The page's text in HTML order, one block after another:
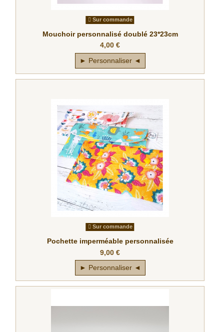
Sur commande
Mouchoir personnalisé doublé 23*23cm
4,00 €
► Personnaliser ◄
Sur commande
Pochette imperméable personnalisée
9,00 €
► Personnaliser ◄